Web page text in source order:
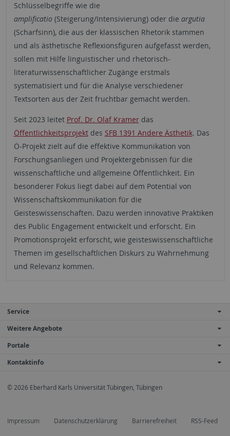
Schlüsselbegriffe wie die
amplificatio (Steigerung/Intensivierung) oder die argutia
(Scharfsinn), die aus der klassischen Rhetorik stammen
und als ästhetische Reflexionsfiguren aufgefasst werden,
sollen mit Hilfe linguistischer und rhetorisch-
literaturwissenschaftlicher Zugänge erstmals
systematisiert und für die Analyse verschiedener
Textsorten aus der Zeit fruchtbar gemacht werden.
Seit 2023 leitet Prof. Dr. Olaf Kramerdas
Öffentlichkeitsprojektdes SFB 1391 Andere Ästhetik. Das
Ö-Projekt zielt auf die effektive Kommunikation von
Forschungsanliegen und Projektergebnissen für die
wissenschaftliche und allgemeine Öffentlichkeit. Ein
besonderer Fokus liegt dabei auf dem Potential von
Wissenschaftskommunikation für die
Geisteswissenschaften. Dazu werden innovative Praktiken
des Public Engagement entwickelt und erforscht. Ein
Promotionsprojekt erforscht, wie geisteswissenschaftliche
Themen im gesellschaftlichen Diskurs zu Wahrnehmung
und Relevanz kommen.
Service
Weitere Angebote
Portale
Kontaktinfo
© 2026 Eberhard Karls Universität Tübingen, Tübingen
Impressum Datenschutzerklärung Barrierefreiheit RSS-Feed